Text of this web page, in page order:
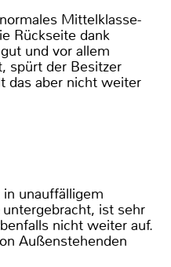
Mittelklasse-
Rückseite dank
und vor allem
spürt der Besitzer
das aber nicht weiter
unauffälligem
ist sehr
nicht weiter auf.
Außenstehenden